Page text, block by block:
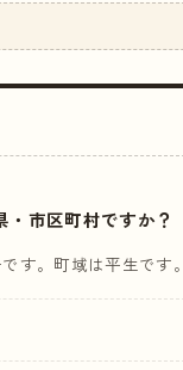
市区町村ですか？
す。町域は平生です。